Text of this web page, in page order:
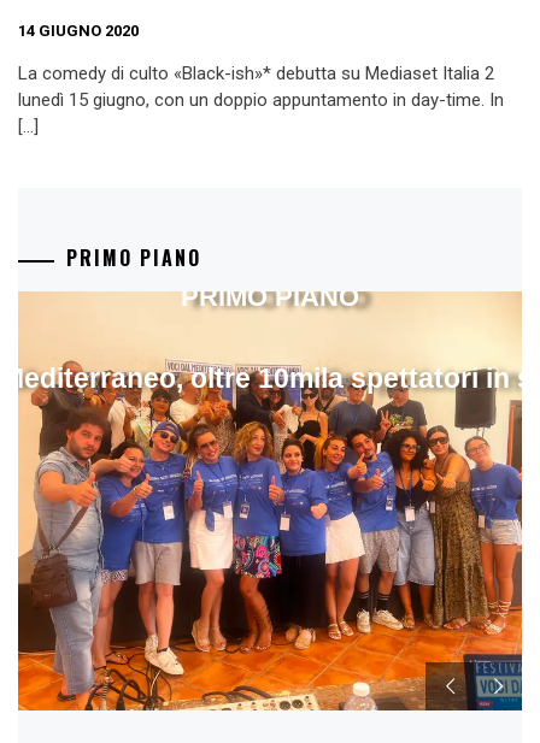
14 GIUGNO 2020
La comedy di culto «Black-ish»* debutta su Mediaset Italia 2
lunedì 15 giugno, con un doppio appuntamento in day-time. In
[…]
PRIMO PIANO
oltre 10mila spettatori in
PRIMO PIANO